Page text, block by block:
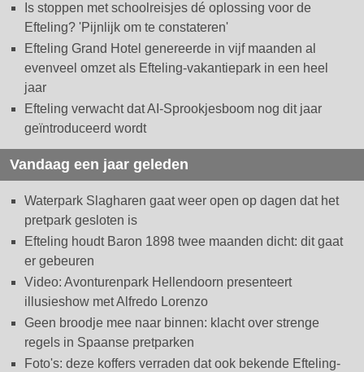
Is stoppen met schoolreisjes dé oplossing voor de
Efteling? 'Pijnlijk om te constateren'
Efteling Grand Hotel genereerde in vijf maanden al
evenveel omzet als Efteling-vakantiepark in een heel
jaar
Efteling verwacht dat AI-Sprookjesboom nog dit jaar
geïntroduceerd wordt
Vandaag een jaar geleden
Waterpark Slagharen gaat weer open op dagen dat het
pretpark gesloten is
Efteling houdt Baron 1898 twee maanden dicht: dit gaat
er gebeuren
Video: Avonturenpark Hellendoorn presenteert
illusieshow met Alfredo Lorenzo
Geen broodje mee naar binnen: klacht over strenge
regels in Spaanse pretparken
Foto's: deze koffers verraden dat ook bekende Efteling-